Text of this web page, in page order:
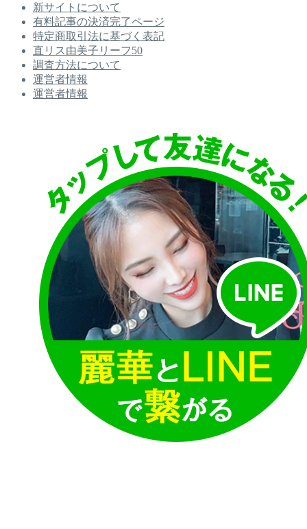
新サイトについて
有料記事の決済完了ページ
特定商取引法に基づく表記
直リス由美子リーフ50
調査方法について
運営者情報
運営者情報